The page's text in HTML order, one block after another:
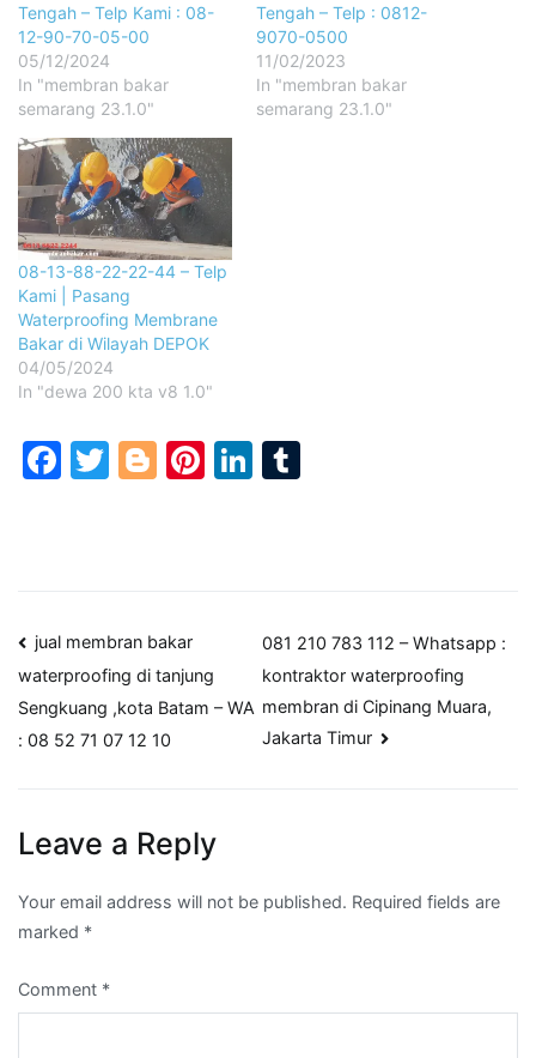
Tengah – Telp Kami : 08-
12-90-70-05-00
05/12/2024
In "membran bakar
semarang 23.1.0"
Tengah – Telp : 0812-
9070-0500
11/02/2023
In "membran bakar
semarang 23.1.0"
08-13-88-22-22-44 – Telp
Kami | Pasang
Waterproofing Membrane
Bakar di Wilayah DEPOK
04/05/2024
In "dewa 200 kta v8 1.0"
Facebook
Twitter
Blogger
Pinterest
LinkedIn
Post
navigation
jual membran bakar
waterproofing di tanjung
Sengkuang ,kota Batam – WA
: 08 52 71 07 12 10
081 210 783 112 – Whatsapp :
kontraktor waterproofing
membran di Cipinang Muara,
Jakarta Timur
Leave a Reply
Your email address will not be published. Required fields are
marked *
Comment *